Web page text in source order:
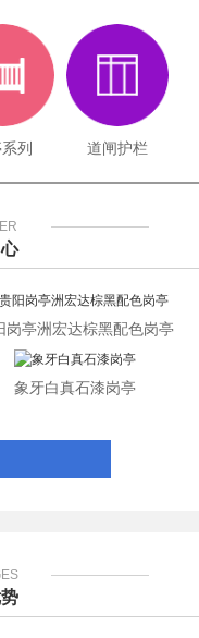
列 道闸护栏
岗亭洲宏达棕黑配色岗亭
象牙白真石漆岗亭